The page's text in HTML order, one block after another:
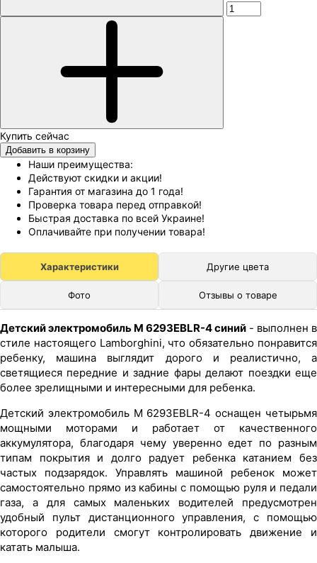
Добавить в корзину
Наши преимущества:
Действуют скидки и акции!
Гарантия от магазина до 1 года!
Проверка товара перед отправкой!
Быстрая доставка по всей Украине!
Оплачивайте при получении товара!
Характеристики Другие цвета
Фото Отзывы о товаре
Детский электромобиль M 6293EBLR-4 синий - выполнен в
стиле настоящего Lamborghini, что обязательно понравится
ребенку, машина выглядит дорого и реалистично, а
светящиеся передние и задние фары делают поездки еще
более зрелищными и интересными для ребенка.
Детский электромобиль M 6293EBLR-4 оснащен четырьмя
мощными моторами и работает от качественного
аккумулятора, благодаря чему уверенно едет по разным
типам покрытия и долго радует ребенка катанием без
частых подзарядок. Управлять машиной ребенок может
самостоятельно прямо из кабины с помощью руля и педали
газа, а для самых маленьких водителей предусмотрен
удобный пульт дистанционного управления, с помощью
которого родители смогут контролировать движение и
катать малыша.